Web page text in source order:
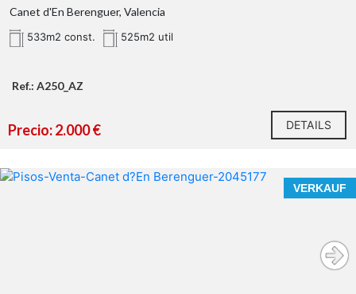
Canet d'En Berenguer, Valencia
533m2 const. 525m2 util
Ref.: A250_AZ
Precio: 2.000 € DETAILS
VERKAUF